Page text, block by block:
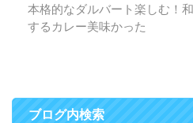
本格的なダルバート楽しむ！
するカレー美味かった
ブログ内検索